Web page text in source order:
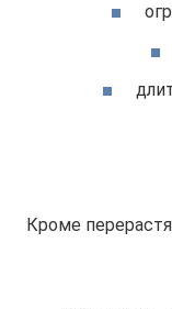
Кроме